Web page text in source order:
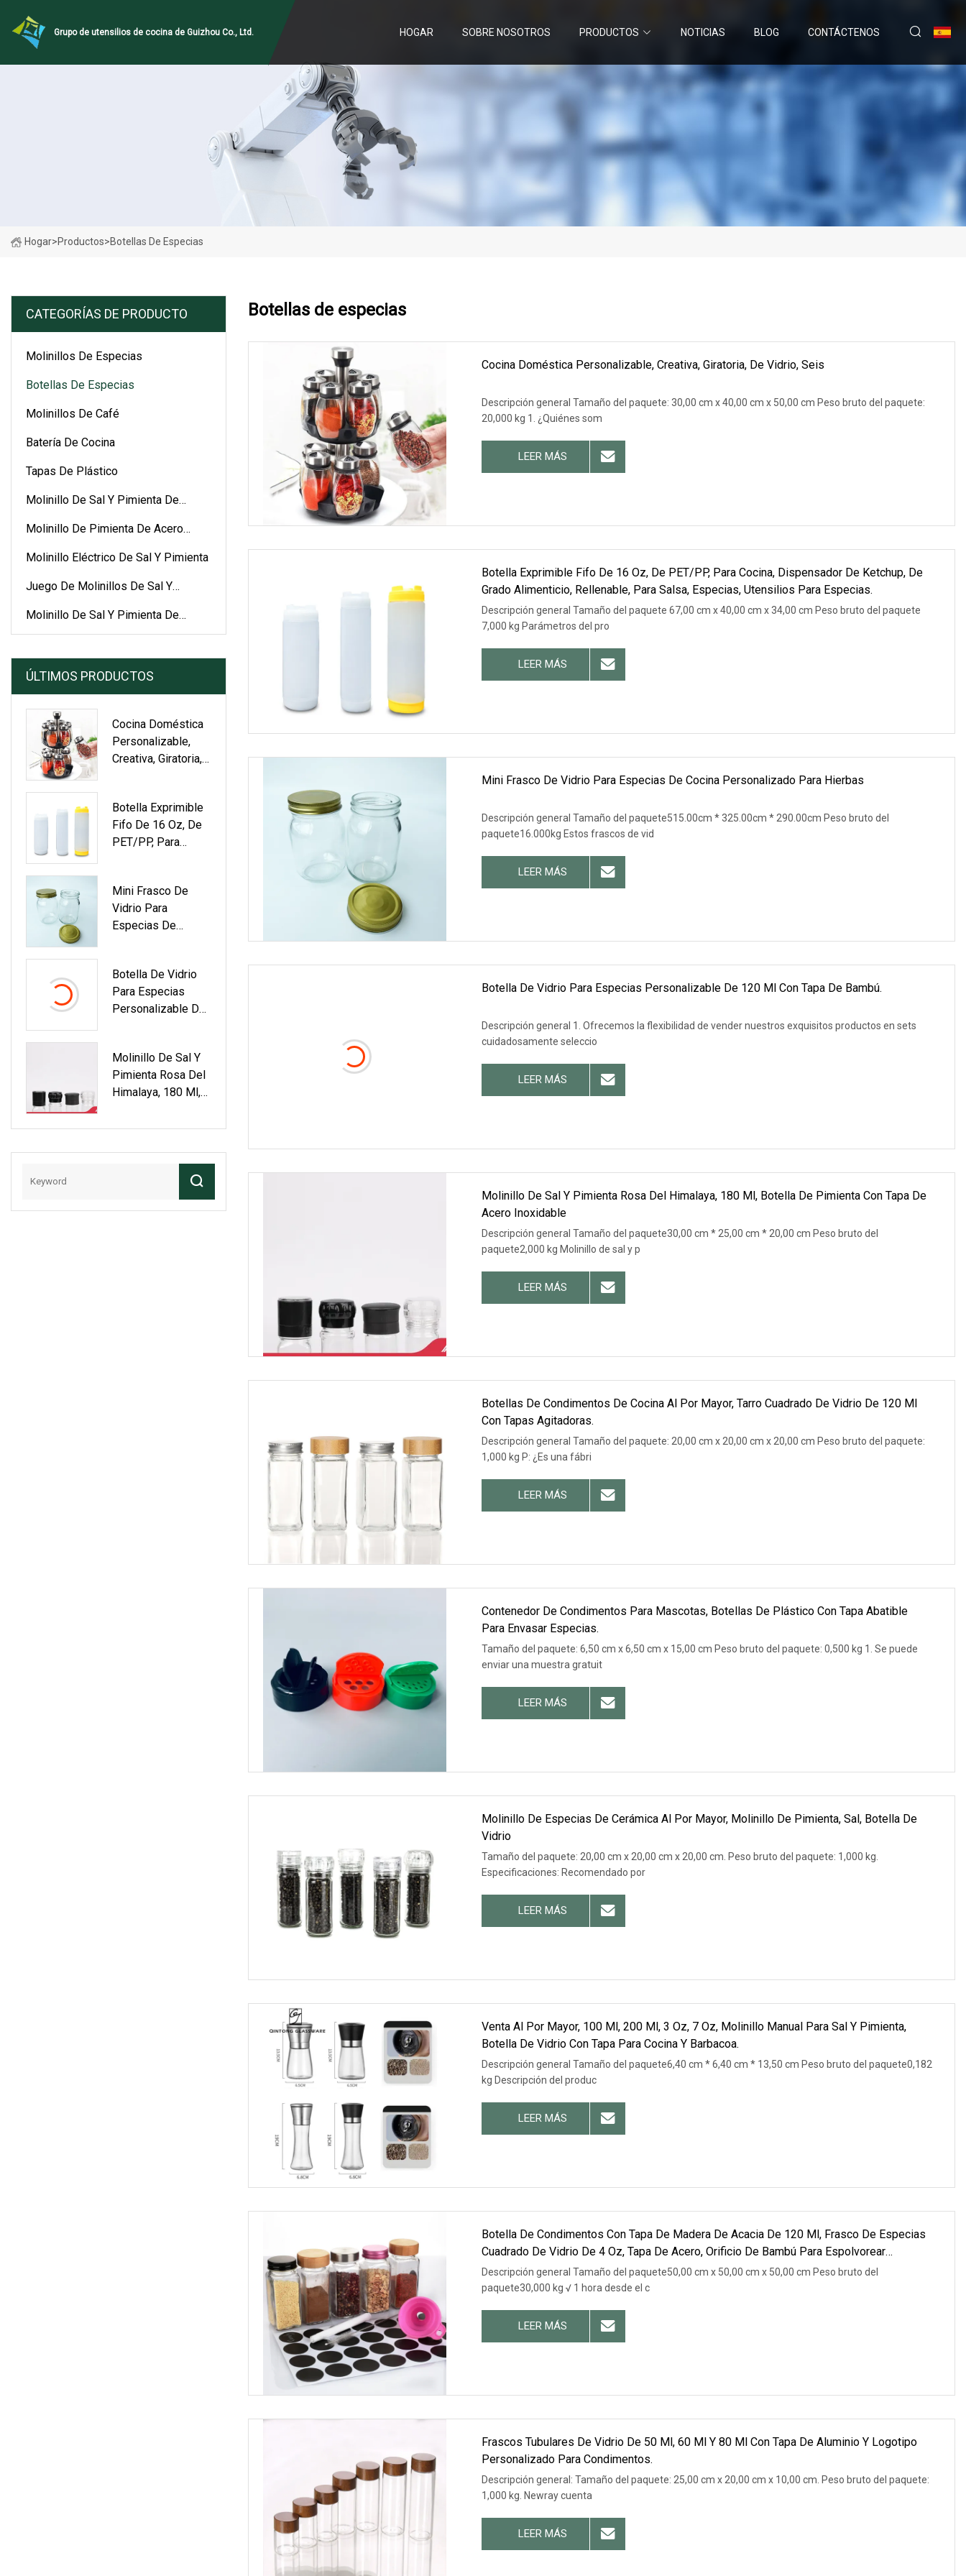
Grupo de utensilios de cocina de Guizhou Co., Ltd. HOGAR SOBRE NOSOTROS PRODUCTOS NOTICIAS BLOG CONTÁCTENOS
Hogar>Productos>Botellas De Especias
CATEGORÍAS DE PRODUCTO
Molinillos De Especias
Botellas De Especias
Molinillos De Café
Batería De Cocina
Tapas De Plástico
Molinillo De Sal Y Pimienta De
Molinillo De Pimienta De Acero
Molinillo Eléctrico De Sal Y Pimienta
Juego De Molinillos De Sal Y
Molinillo De Sal Y Pimienta De
Plástico
ÚLTIMOS PRODUCTOS
Cocina Doméstica
Personalizable,
Creativa, Giratoria,
Botella Exprimible
Fifo De 16 Oz, De
PET/PP, Para
Ketchup, De Grado
Alimenticio,
Rellenable, Para
Especias.
Mini Frasco De
Vidrio Para
Especias De
Hierbas
Botella De Vidrio
Para Especias
Personalizable De
Molinillo De Sal Y
Pimienta Rosa Del
Himalaya, 180 Ml,
Pimienta Con Tapa
Botellas de especias
Cocina Doméstica Personalizable, Creativa, Giratoria, De Vidrio, Seis
Descripción general Tamaño del paquete: 30,00 cm x 40,00 cm x 50,00 cm Peso bruto del paquete:
20,000 kg 1. ¿Quiénes som
LEER MÁS
Botella Exprimible Fifo De 16 Oz, De PET/PP, Para Cocina, Dispensador De Ketchup, De
Grado Alimenticio, Rellenable, Para Salsa, Especias, Utensilios Para Especias.
Descripción general Tamaño del paquete 67,00 cm x 40,00 cm x 34,00 cm Peso bruto del paquete
7,000 kg Parámetros del pro
LEER MÁS
Mini Frasco De Vidrio Para Especias De Cocina Personalizado Para Hierbas
Descripción general Tamaño del paquete515.00cm * 325.00cm * 290.00cm Peso bruto del
paquete16.000kg Estos frascos de vid
LEER MÁS
Botella De Vidrio Para Especias Personalizable De 120 Ml Con Tapa De Bambú.
Descripción general 1. Ofrecemos la flexibilidad de vender nuestros exquisitos productos en sets
cuidadosamente seleccio
LEER MÁS
Molinillo De Sal Y Pimienta Rosa Del Himalaya, 180 Ml, Botella De Pimienta Con Tapa De
Acero Inoxidable
Descripción general Tamaño del paquete30,00 cm * 25,00 cm * 20,00 cm Peso bruto del
paquete2,000 kg Molinillo de sal y p
LEER MÁS
Botellas De Condimentos De Cocina Al Por Mayor, Tarro Cuadrado De Vidrio De 120 Ml
Con Tapas Agitadoras.
Descripción general Tamaño del paquete: 20,00 cm x 20,00 cm x 20,00 cm Peso bruto del paquete:
1,000 kg P: ¿Es una fábri
LEER MÁS
Contenedor De Condimentos Para Mascotas, Botellas De Plástico Con Tapa Abatible
Para Envasar Especias.
Tamaño del paquete: 6,50 cm x 6,50 cm x 15,00 cm Peso bruto del paquete: 0,500 kg 1. Se puede
enviar una muestra gratuit
LEER MÁS
Molinillo De Especias De Cerámica Al Por Mayor, Molinillo De Pimienta, Sal, Botella De
Vidrio
Tamaño del paquete: 20,00 cm x 20,00 cm x 20,00 cm. Peso bruto del paquete: 1,000 kg.
Especificaciones: Recomendado por
LEER MÁS
Venta Al Por Mayor, 100 Ml, 200 Ml, 3 Oz, 7 Oz, Molinillo Manual Para Sal Y Pimienta,
Botella De Vidrio Con Tapa Para Cocina Y Barbacoa.
Descripción general Tamaño del paquete6,40 cm * 6,40 cm * 13,50 cm Peso bruto del paquete0,182
kg Descripción del produc
LEER MÁS
Botella De Condimentos Con Tapa De Madera De Acacia De 120 Ml, Frasco De Especias
Cuadrado De Vidrio De 4 Oz, Tapa De Acero, Orificio De Bambú Para Espolvorear
Pimientos, Sal Y Almacenamiento De Alimentos.
Descripción general Tamaño del paquete50,00 cm x 50,00 cm x 50,00 cm Peso bruto del
paquete30,000 kg √ 1 hora desde el c
LEER MÁS
Frascos Tubulares De Vidrio De 50 Ml, 60 Ml Y 80 Ml Con Tapa De Aluminio Y Logotipo
Personalizado Para Condimentos.
Descripción general: Tamaño del paquete: 25,00 cm x 20,00 cm x 10,00 cm. Peso bruto del paquete:
1,000 kg. Newray cuenta
LEER MÁS